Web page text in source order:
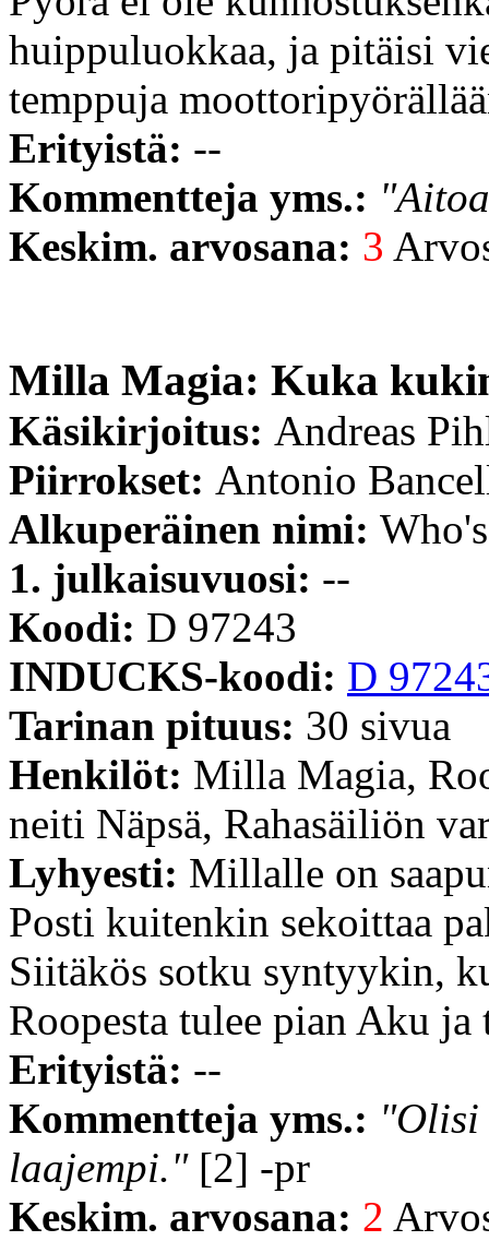
huippuluokkaa, ja pitäisi
temppuja
Erityistä: --
Kommentteja yms.:
Keskim. arvosana: 3
Milla Magia: Kuka
Käsikirjoitus: Andreas
Piirrokset: Antonio
Alkuperäinen nimi:
1. julkaisuvuosi: --
Koodi: D 97243
INDUCKS-koodi: D
Tarinan pituus: 30 sivua
Henkilöt: Milla Magia,
neiti Näpsä, Rahasäiliön
Lyhyesti: Millalle on
Posti kuitenkin sekoittaa
Siitäkös sotku syntyykin,
Roopesta tulee pian Aku
Erityistä: --
Kommentteja yms.: "Olisi
laajempi."[2] -pr
Keskim. arvosana: 2